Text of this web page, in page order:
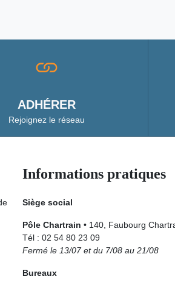
ADHÉRER
Rejoignez le réseau
Informations pratiques
Siège social
Pôle Chartrain • 140, Faubourg
Tél : 02 54 80 23 09
Fermé le 13/07 et du 7/08 au 21/08
Bureaux